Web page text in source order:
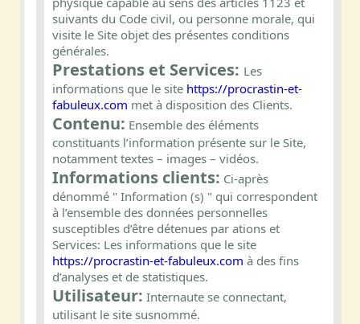
suivants du Code civil, ou personne morale, qui
visite le Site objet des présentes conditions
générales.
Prestations et Services: Les
informations que le site https://procrastin-et-
fabuleux.com met à disposition des Clients.
Contenu: Ensemble des éléments
constituants l’information présente sur le Site,
notamment textes – images – vidéos.
Informations clients: Ci-après
dénommé " Information (s) " qui correspondent
à l’ensemble des données personnelles
susceptibles d’être détenues par ations et
Services: Les informations que le site
https://procrastin-et-fabuleux.com à des fins
d’analyses et de statistiques.
Utilisateur: Internaute se connectant,
utilisant le site susnommé.